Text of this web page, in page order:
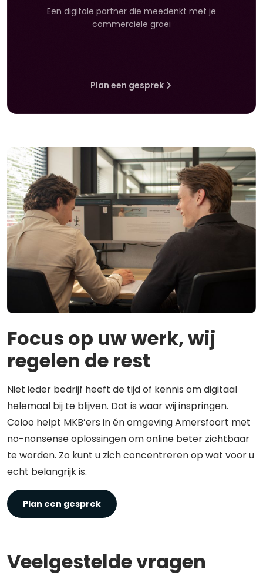
Een digitale partner die meedenkt met je
commerciële groei
Plan een gesprek
Focus op uw werk, wij
regelen de rest
Niet ieder bedrijf heeft de tijd of kennis om digitaal
helemaal bij te blijven. Dat is waar wij inspringen.
Coloo helpt MKB’ers in én omgeving Amersfoort met
no-nonsense oplossingen om online beter zichtbaar
te worden. Zo kunt u zich concentreren op wat voor u
echt belangrijk is.
Plan een gesprek
Veelgestelde vragen